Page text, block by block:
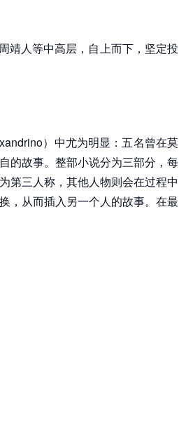
靖人等中高层，自上而下，坚定投
）中尤为明显：五名曾在莫
的故事。整部小说分为三部分，每
第三人称，其他人物则会在过程中
，从而插入另一个人的故事。在最